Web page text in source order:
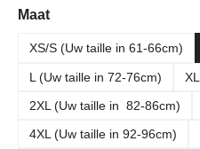
Selecteer
Maat
XS/S (Uw taille in 61-66cm)
L (Uw taille in 72-76cm)
2XL (Uw taille in 82-86cm)
4XL (Uw taille in 92-96cm)